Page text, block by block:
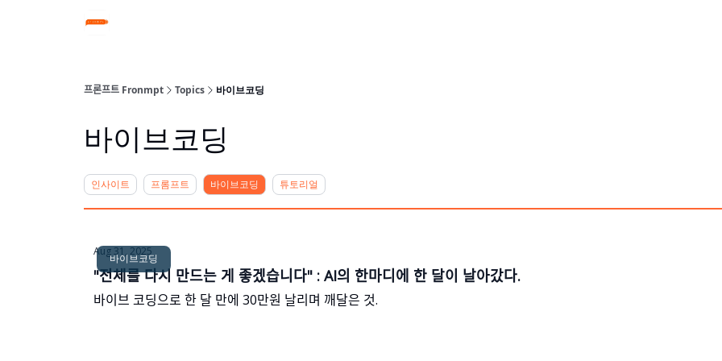
프론프트 Fronmpt Topics 바이브코딩
바이브코딩
인사이트 프롬프트 바이브코딩 튜토리얼
바이브코딩
Aug 31, 2025
"전체를 다시 만드는 게 좋겠습니다" : AI의 한마디에 한 달이 날아갔다.
바이브 코딩으로 한 달 만에 30만원 날리며 깨달은 것.